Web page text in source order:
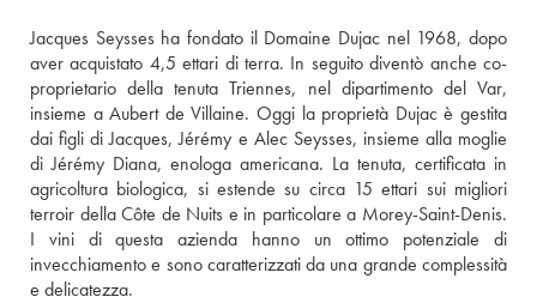
Jacques Seysses ha fondato il Domaine Dujac nel 1968, dopo
aver acquistato 4,5 ettari di terra. In seguito diventò anche co-
proprietario della tenuta Triennes, nel dipartimento del Var,
insieme a Aubert de Villaine. Oggi la proprietà Dujac è gestita
dai figli di Jacques, Jérémy e Alec Seysses, insieme alla moglie
di Jérémy Diana, enologa americana. La tenuta, certificata in
agricoltura biologica, si estende su circa 15 ettari sui migliori
terroir della Côte de Nuits e in particolare a Morey-Saint-Denis.
I vini di questa azienda hanno un ottimo potenziale di
invecchiamento e sono caratterizzati da una grande complessità
e delicatezza.